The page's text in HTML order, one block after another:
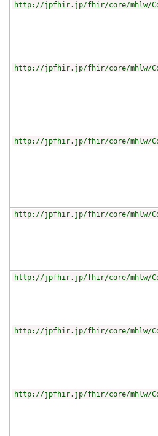
http://jpfhir.jp/fhir/core/mhlw/
http://jpfhir.jp/fhir/core/mhlw/
http://jpfhir.jp/fhir/core/mhlw/
http://jpfhir.jp/fhir/core/mhlw/
http://jpfhir.jp/fhir/core/mhlw/
http://jpfhir.jp/fhir/core/mhlw/
http://jpfhir.jp/fhir/core/mhlw/